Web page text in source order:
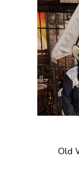
Old